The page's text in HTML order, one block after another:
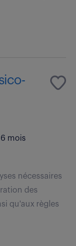
6 mois
nécessaires
des
qu'aux règles